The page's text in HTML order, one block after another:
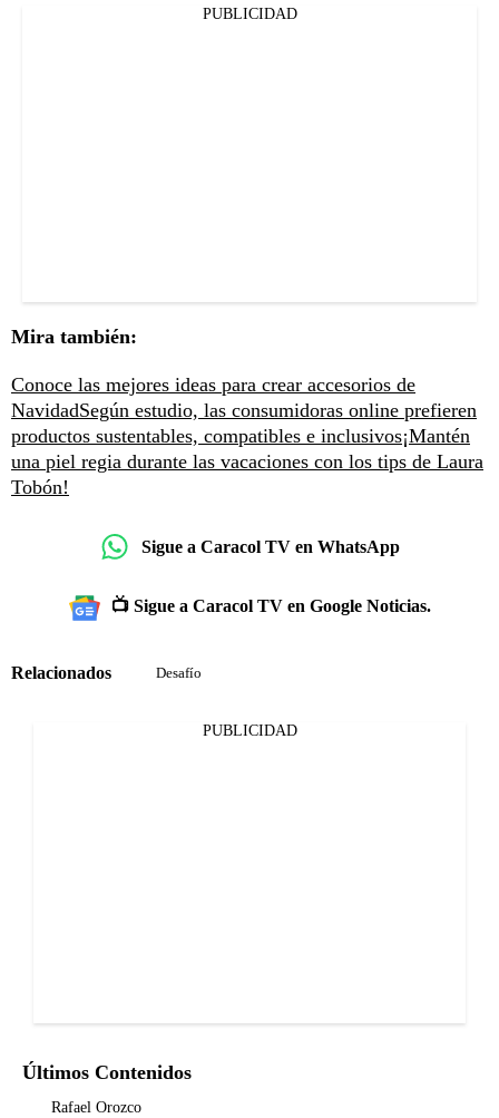
PUBLICIDAD
Mira también:
Conoce las mejores ideas para crear accesorios de
NavidadSegún estudio, las consumidoras online prefieren
productos sustentables, compatibles e inclusivos¡Mantén
una piel regia durante las vacaciones con los tips de Laura
Tobón!
Sigue a Caracol TV en WhatsApp
📺 Sigue a Caracol TV en Google Noticias.
Relacionados Desafío
PUBLICIDAD
Últimos Contenidos
Rafael Orozco